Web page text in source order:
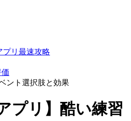
プリ最速攻略
ント選択肢と効果
プリ】酷い練習